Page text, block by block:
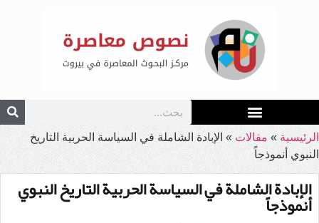
الرئيسية » مقالات » الإبادة الشاملة في السياسة الحربية التاريخ
النبوي أنموذجاً
الإبادة الشاملة في السياسة الحربية التاريخ النبوي
أنموذجاً